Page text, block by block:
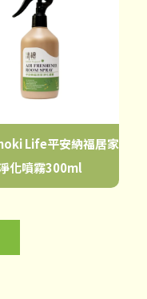
Life平安納福居家
化噴霧300ml